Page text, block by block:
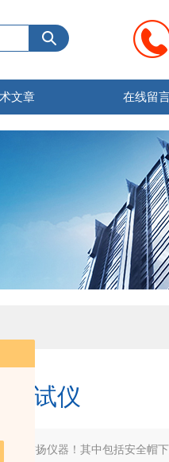
文章 在线留
测试仪
尽在誉扬仪器！其中包括安全帽